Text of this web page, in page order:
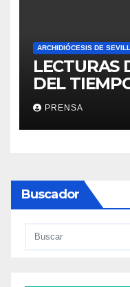
ARCHIDIÓCESIS DE
LECTURAS
DEL
PRENSA
Buscador